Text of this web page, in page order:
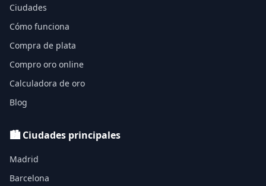
Ciudades
Cómo funciona
Compra de plata
Compro oro online
Calculadora de oro
Blog
🏙️ Ciudades principales
Madrid
Barcelona